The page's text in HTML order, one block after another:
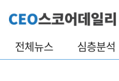
전체뉴스 심층분석